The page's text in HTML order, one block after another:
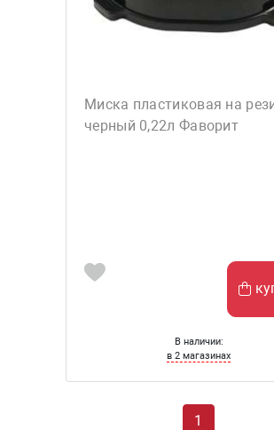
Миска пластиковая на
черный 0,22л Фаворит
В наличии:
в 2 магазинах
1